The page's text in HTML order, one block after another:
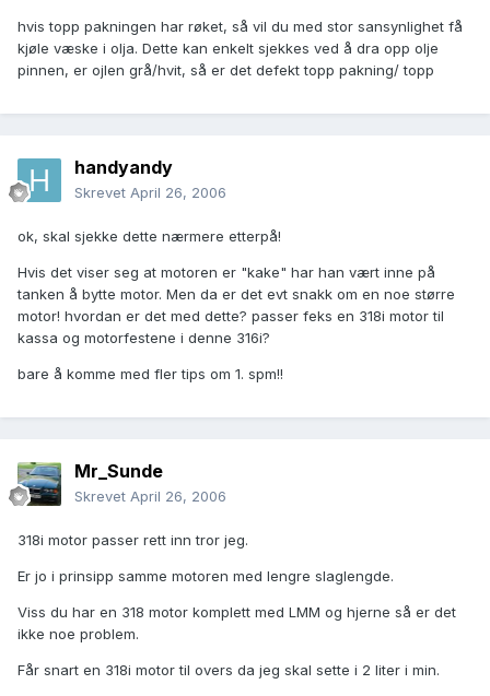
hvis topp pakningen har røket, så vil du med stor sansynlighet få
kjøle væske i olja. Dette kan enkelt sjekkes ved å dra opp olje
pinnen, er ojlen grå/hvit, så er det defekt topp pakning/ topp
handyandy
Skrevet April 26, 2006
ok, skal sjekke dette nærmere etterpå!
Hvis det viser seg at motoren er "kake" har han vært inne på
tanken å bytte motor. Men da er det evt snakk om en noe større
motor! hvordan er det med dette? passer feks en 318i motor til
kassa og motorfestene i denne 316i?
bare å komme med fler tips om 1. spm!!
Mr_Sunde
Skrevet April 26, 2006
318i motor passer rett inn tror jeg.
Er jo i prinsipp samme motoren med lengre slaglengde.
Viss du har en 318 motor komplett med LMM og hjerne så er det
ikke noe problem.
Får snart en 318i motor til overs da jeg skal sette i 2 liter i min.